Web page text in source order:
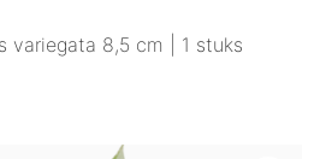
variegata 8,5 cm | 1 stuks